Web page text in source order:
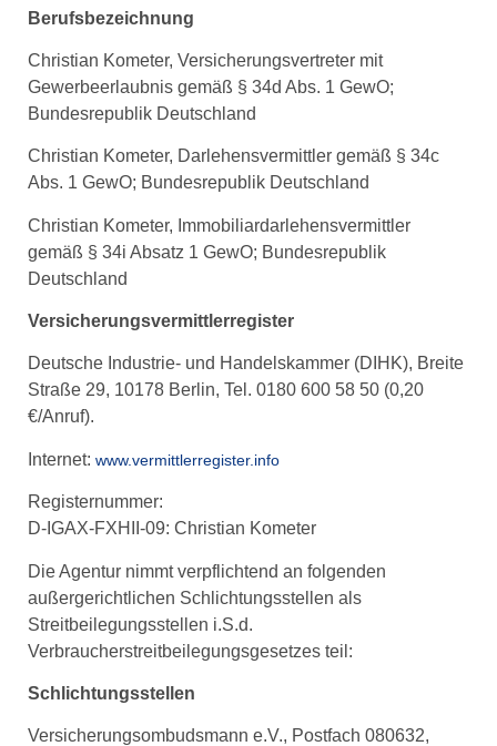
Berufsbezeichnung
Christian Kometer, Versicherungsvertreter mit
Gewerbeerlaubnis gemäß § 34d Abs. 1 GewO;
Bundesrepublik Deutschland
Christian Kometer, Darlehensvermittler gemäß § 34c
Abs. 1 GewO; Bundesrepublik Deutschland
Christian Kometer, Immobiliardarlehensvermittler
gemäß § 34i Absatz 1 GewO; Bundesrepublik
Deutschland
Versicherungsvermittlerregister
Deutsche Industrie- und Handelskammer (DIHK), Breite
Straße 29, 10178 Berlin, Tel. 0180 600 58 50 (0,20
€/Anruf).
Internet: www.vermittlerregister.info
Registernummer:
D-IGAX-FXHII-09: Christian Kometer
Die Agentur nimmt verpflichtend an folgenden
außergerichtlichen Schlichtungsstellen als
Streitbeilegungsstellen i.S.d.
Verbraucherstreitbeilegungsgesetzes teil:
Schlichtungsstellen
Versicherungsombudsmann e.V., Postfach 080632,